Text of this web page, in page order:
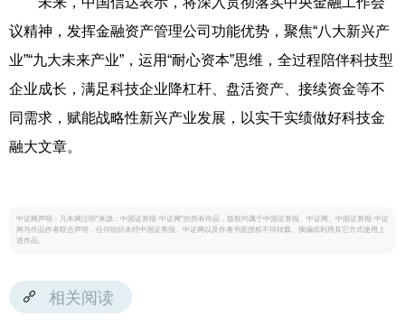
议精神，发挥金融资产管理公司功能优势，聚焦“八大新兴产
业”“九大未来产业”，运用“耐心资本”思维，全过程陪伴科技型
企业成长，满足科技企业降杠杆、盘活资产、接续资金等不
同需求，赋能战略性新兴产业发展，以实干实绩做好科技金
融大文章。
中证网声明：凡本网注明“来源：中国证券报·中证网”的所有作品，版权均属于中国证券报、中证网。中国证券报·中证
网与作品作者联合声明，任何组织未经中国证券报、中证网以及作者书面授权不得转载、摘编或利用其它方式使用上
述作品。
相关阅读